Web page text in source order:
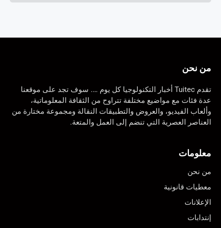
من نحن
تقدم Tuitec أخبار التكنولوجيا كل يوم …. سوف تجد على موقعنا
عدة فئات مع مواضيع مختلفة تتراوح من الثقافة المعلوماتية،
وألعاب الفيديو، والعروض والتطبيقات النقالة ومجموعة مختارة من
العناصر العصرية التي تنضم إلى العمل والمتعة.
معلومات
من نحن
معطيات قانونية
الإعلانات
إنتدابات